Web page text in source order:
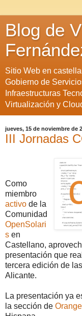
Blog de
Sitio Web en
Gobierno de
Infraestructuras
Virtualización y
jueves, 15 de noviembre de
III Jornadas
Como
miembro
activo de la
Comunidad
OpenSolari
s en
Castellano,
presentación que
tercera edición de
Alicante.
La presentación ya
la sección de